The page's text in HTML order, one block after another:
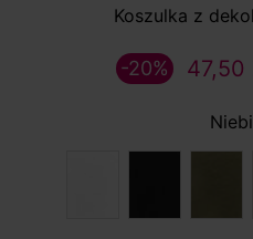
Koszulka z
47,50
-20%